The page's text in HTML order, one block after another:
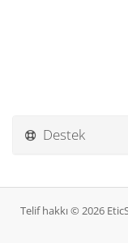
Destek
Telif hakkı © 2026